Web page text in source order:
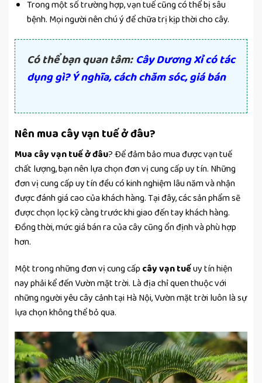
Trong một số trường hợp, vạn tuế cũng có thể bị sâu
bệnh. Mọi người nên chú ý để chữa trị kịp thời cho cây.
Có thể bạn quan tâm:Cây Dương Xỉ có tác
dụng gì? Ý nghĩa, cách chăm sóc, giá bán
Nên mua cây vạn tuế ở đâu?
Mua cây vạn tuế ở đâu? Để đảm bảo mua được vạn tuế
chất lượng, bạn nên lựa chọn đơn vị cung cấp uy tín. Những
đơn vị cung cấp uy tín đều có kinh nghiệm lâu năm và nhận
được đánh giá cao của khách hàng. Tại đây, các sản phẩm sẽ
được chọn lọc kỹ càng trước khi giao đến tay khách hàng.
Đồng thời, mức giá bán ra của cây cũng ổn định và phù hợp
hơn.
Một trong những đơn vị cung cấp cây vạn tuếuy tín hiện
nay phải kể đến Vườn mặt trời. Là địa chỉ quen thuộc với
những người yêu cây cảnh tại Hà Nội, Vườn mặt trời luôn là sự
lựa chọn không thể bỏ qua.